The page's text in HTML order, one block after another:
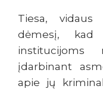
Tiesa,
dėmesį, kad
institucijoms
įdarbinant
apie jų